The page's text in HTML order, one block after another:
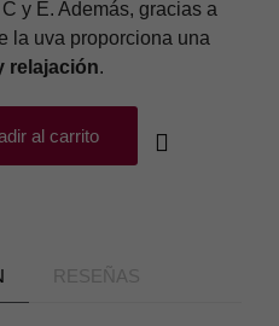
y E. Además, gracias a
la uva proporciona una
relajación.
al carrito
RESEÑAS